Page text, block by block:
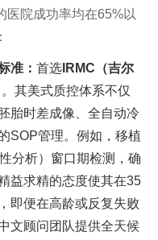
医院成功率均在65%以
准： 首选IRMC（吉尔
。其美式质控体系不仅
胎时差成像、全自动冷
SOP管理。例如，移植
分析）窗口期检测，确
益求精的态度使其在35
即便在高龄或反复失败
文顾问团队提供全天候